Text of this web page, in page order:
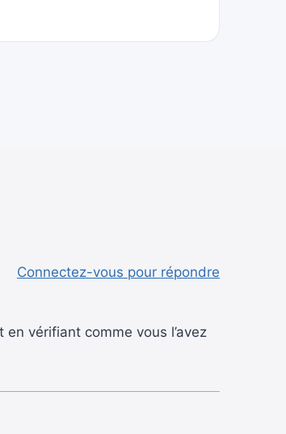
vérifiant comme vous l’avez
Connectez-vous pour répondre